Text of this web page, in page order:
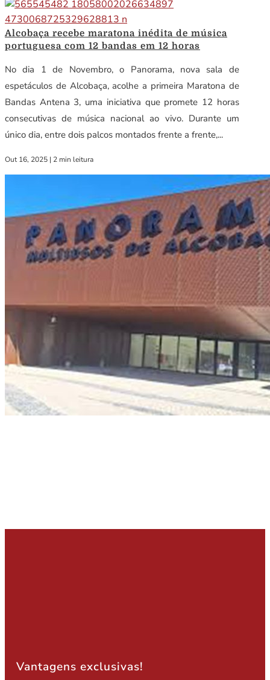
Alcobaça recebe maratona inédita de música
portuguesa com 12 bandas em 12 horas
No dia 1 de Novembro, o Panorama, nova sala de
espetáculos de Alcobaça, acolhe a primeira Maratona de
Bandas Antena 3, uma iniciativa que promete 12 horas
consecutivas de música nacional ao vivo. Durante um
único dia, entre dois palcos montados frente a frente,...
Out 16, 2025 | 2 min leitura
Vantagens exclusivas!